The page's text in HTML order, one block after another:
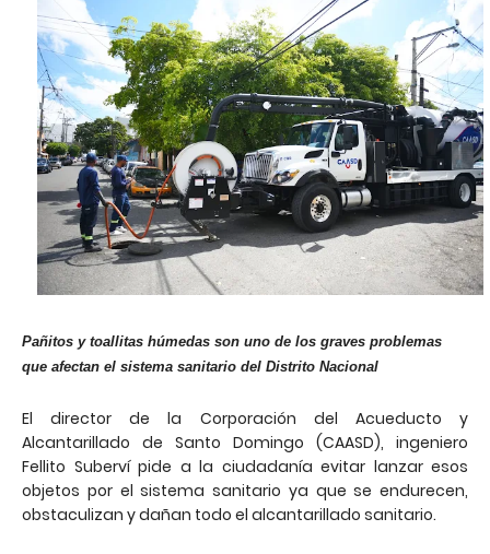
Pañitos y toallitas húmedas son uno de los graves problemas
que afectan el sistema sanitario del Distrito Nacional
El director de la Corporación del Acueducto y
Alcantarillado de Santo Domingo (CAASD), ingeniero
Fellito Suberví pide a la ciudadanía evitar lanzar esos
objetos por el sistema sanitario ya que se endurecen,
obstaculizan y dañan todo el alcantarillado sanitario.